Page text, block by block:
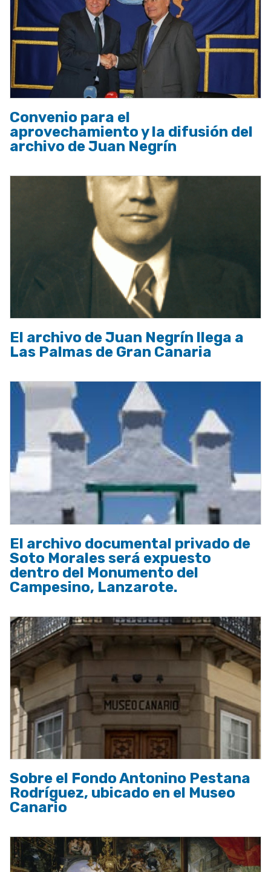
Convenio para el
aprovechamiento y la difusión del
archivo de Juan Negrín
El archivo de Juan Negrín llega a
Las Palmas de Gran Canaria
El archivo documental privado de
Soto Morales será expuesto
dentro del Monumento del
Campesino, Lanzarote.
Sobre el Fondo Antonino Pestana
Rodríguez, ubicado en el Museo
Canario